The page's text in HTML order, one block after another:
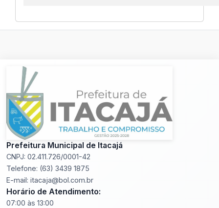
Prefeitura Municipal de Itacajá
CNPJ: 02.411.726/0001-42
Telefone: (63) 3439 1875
E-mail: itacaja@bol.com.br
Horário de Atendimento:
07:00 às 13:00